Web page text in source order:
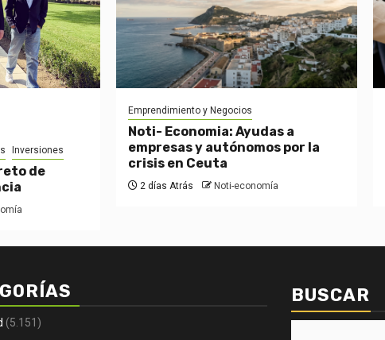
Inversiones
de
Emprendimiento y Negocios
Noti- Economia: Ayudas a
empresas y autónomos por la
crisis en Ceuta
2 días Atrás Noti-economía
(5.151)
BUSCAR